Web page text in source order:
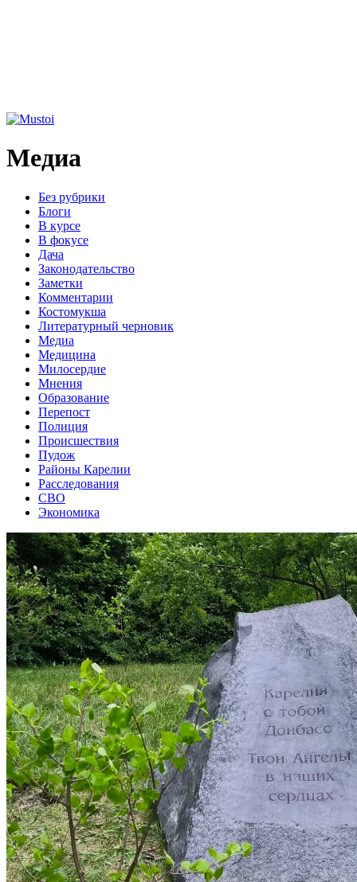
Медиа
Без рубрики
Блоги
В курсе
В фокусе
Дача
Законодательство
Заметки
Комментарии
Костомукша
Литературный черновик
Медиа
Медицина
Милосердие
Мнения
Образование
Перепост
Полиция
Происшествия
Пудож
Районы Карелии
Расследования
СВО
Экономика